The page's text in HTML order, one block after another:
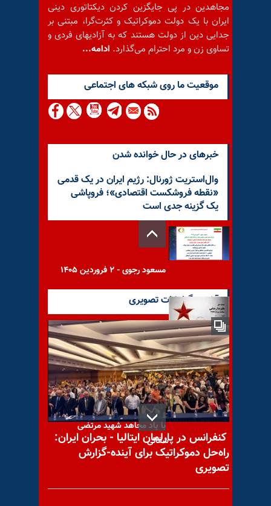
مجاهدین در پی جایگزین کردن دیکتاتوری دینی
ایران با یک دولت دموکراتیک و کثرت‌گرا، مبتنی بر
جدایی دین از دولت هستند که به آزادیهای فردی و
تساوی زن و مرد احترام می‌گذارد. ادامه...
موقعيت ما روى شبكه هاى اجتماعى
خبرهای در حال خوانده شدن
وال‌استریت ژورنال: رژیم ایران در یک قدمی
«نقطه فروشکست اقتصادی»؛ فروپاشی
یک گزینه جدی است
مسعود رجوی - ۲ فروردین ۱۴۰۵
با یاد مجاهد شهید علیرضا
رضایی
با یاد مجاهد شهید مرتضی
شفائی
آخرین گزارشات تصویری
کنفرانس در پارلمان ایتالیا - بحران ایران:
راه‌حل دموکراتیک برای آینده-گزارش
تصویری